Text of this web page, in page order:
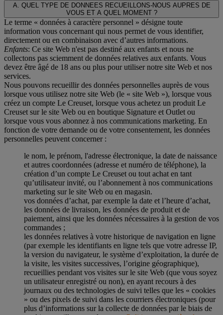
A. QUEL TYPE DE DONNEES RECUEILLONS-NOUS AUPRES DE
VOUS ET A QUEL MOMENT ?
Le terme « données à caractère personnel » désigne toute
information vous concernant qui nous permet de vous identifier,
directement ou en combinaison avec d’autres informations.
Enfants: Ce site Web n'est pas destiné aux enfants et nous ne
collectons pas sciemment de données relatives aux enfants. Vous
devez être âgé de 18 ans ou plus pour utiliser notre site Web et nos
services.
Nous pouvons recueillir des données personnelles auprès de vous
lorsque vous utilisez notre site Web (le « site Web »), lorsque vous
créez un compte Le Creuset, lorsque vous achetez un produit Le
Creuset sur le site Web ou en boutique Signature et Outlet ou
lorsque vous vous abonnez à nos communications marketing. En
fonction de votre demande ou de votre consentement, les données
personnelles peuvent concerner :
le nom, le prénom, l'adresse électronique, la date de naissance
et autres coordonnées (adresse et numéro de téléphone), la
création d’un compte Le Creuset ou tout achat en tant
qu’utilisateur invité, ou l’abonnement à nos communications
marketing sur le site Web ou en magasin.
vos données d’achat, par exemple la date et l’heure d’achat,
les données de livraison, les données de produit et de
paiement, ainsi que les données nécessaires à la gestion de vos
commandes ;
les données relatives à votre historique de navigation en ligne
(par exemple les identifiants en ligne tels que votre adresse IP,
la version du navigateur, le système d’exploitation, la durée de
la visite, les visites successives, l’origine géographique),
recueillies pendant vos visites sur le site Web (que vous soyez
un utilisateur enregistré ou non), en ayant recours à des
journaux ou des technologies de suivi telles que les « cookies
» ou des pixels de suivi dans les courriers électroniques (pour
plus d’informations sur la collecte de données par le biais de